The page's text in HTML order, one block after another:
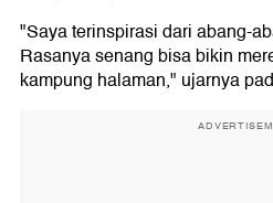
"Saya terinspirasi dari abang-
Rasanya senang bisa bikin
kampung halaman," ujarnya